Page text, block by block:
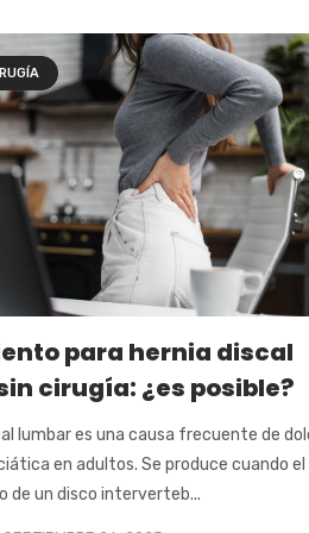
para hernia discal
cirugía: ¿es posible?
lumbar es una causa frecuente de
en adultos. Se produce cuando el
de un disco interverteb...